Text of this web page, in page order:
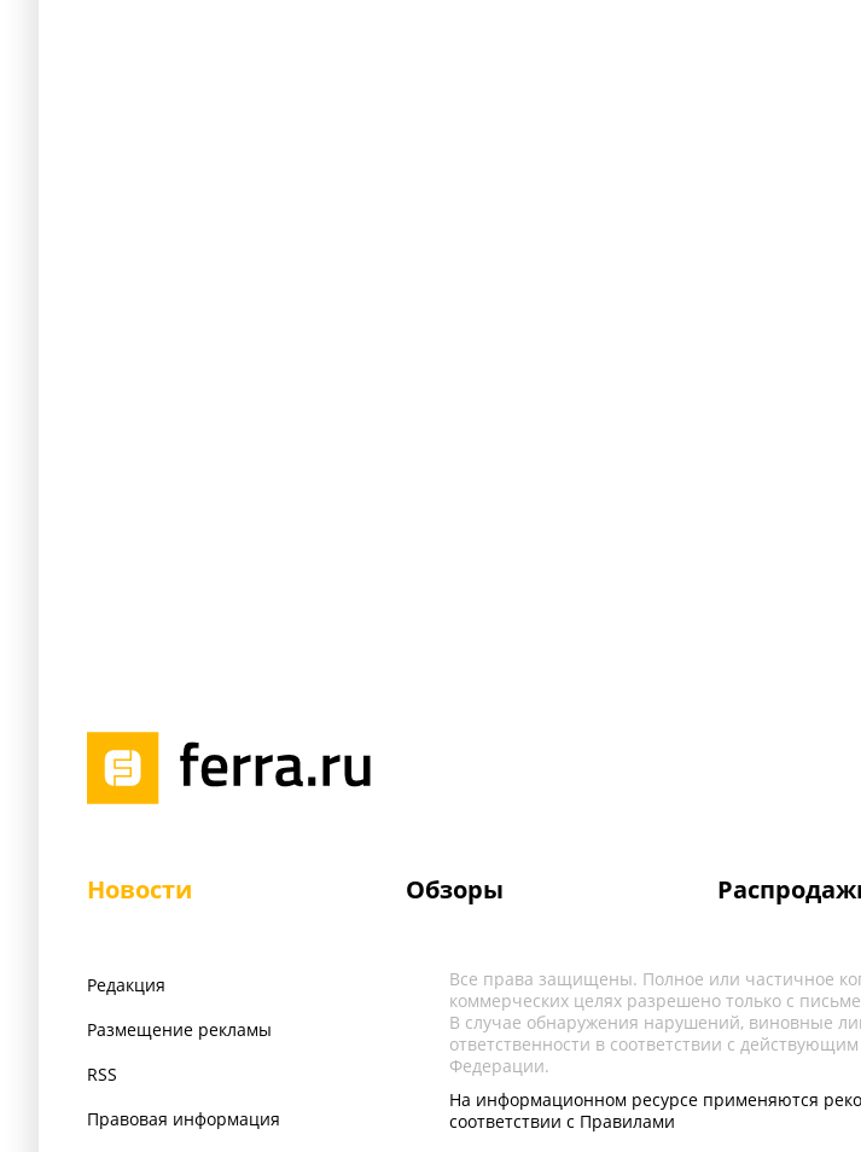
Новости Обзоры
Редакция
Размещение рекламы
RSS
Правовая информация
Все права защищены. Полное или частичное
коммерческих целях разрешено только с
В случае обнаружения нарушений, виновные
ответственности в соответствии с
Федерации.
На информационном ресурсе применяются
соответствии с Правилами